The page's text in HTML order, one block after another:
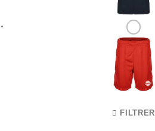
FILTRER